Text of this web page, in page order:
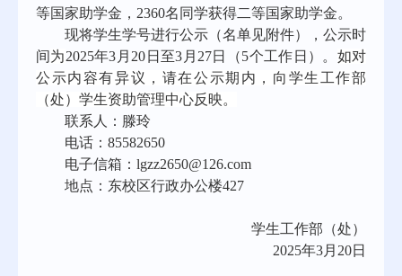
等国家助学金，2360名同学获得二等国家助学金。
现将学生学号进行公示（名单见附件），公示时
间为2025年3 月 20 日至3 月 27日（5个工作日） 。 如对
公示内容有异议，请在公示期内，向学生工作部
（处）学生资助管理中心反映。
联系人： 滕玲
电话： 85582650
电子信箱： lgzz2650@126.com
地点：东校区行政办公楼427
学生工作部（处）
2025年3月20日